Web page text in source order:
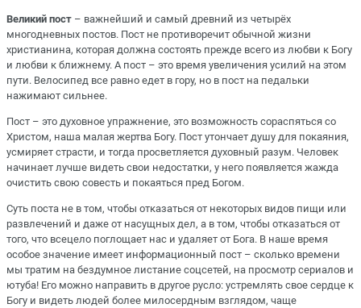
Великий пост – важнейший и самый древний из четырёх
многодневных постов. Пост не противоречит обычной жизни
христианина, которая должна состоять прежде всего из любви к Богу
и любви к ближнему. А пост – это время увеличения усилий на этом
пути. Велосипед все равно едет в гору, но в пост на педальки
нажимают сильнее.
Пост – это духовное упражнение, это возможность сораспяться со
Христом, наша малая жертва Богу. Пост утончает душу для покаяния,
усмиряет страсти, и тогда просветляется духовный разум. Человек
начинает лучше видеть свои недостатки, у него появляется жажда
очистить свою совесть и покаяться пред Богом.
Суть поста не в том, чтобы отказаться от некоторых видов пищи или
развлечений и даже от насущных дел, а в том, чтобы отказаться от
того, что всецело поглощает нас и удаляет от Бога. В наше время
особое значение имеет информационный пост – сколько времени
мы тратим на бездумное листание соцсетей, на просмотр сериалов и
ютуба! Его можно направить в другое русло: устремлять свое сердце к
Богу и видеть людей более милосердным взглядом, чаще